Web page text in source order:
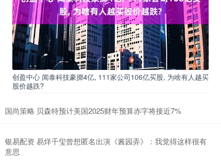
创盈中心 闻泰科技豪掷4亿, 111家公司106亿买股, 为啥有人越买
股价越跌?
国尚策略 贝森特预计美国2025财年预算赤字将接近7%
银易配资 易烊千玺曾想匿名出演《酱园弄》：我觉得这样很有
意思